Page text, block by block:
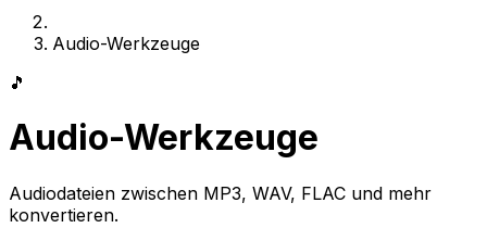
Audio-Werkzeuge
🎵
Audio-Werkzeuge
Audiodateien zwischen MP3, WAV, FLAC und mehr
konvertieren.